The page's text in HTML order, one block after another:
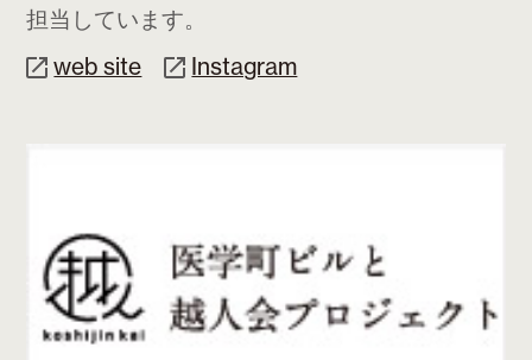
担当しています。
web site
Instagram